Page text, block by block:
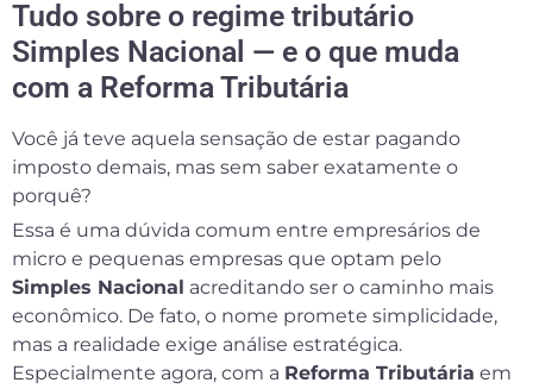
Tudo sobre o regime tributário
Simples Nacional — e o que muda
com a Reforma Tributária
Você já teve aquela sensação de estar pagando
imposto demais, mas sem saber exatamente o
porquê?
Essa é uma dúvida comum entre empresários de
micro e pequenas empresas que optam pelo
Simples Nacional acreditando ser o caminho mais
econômico. De fato, o nome promete simplicidade,
mas a realidade exige análise estratégica.
Especialmente agora, com a Reforma Tributária em